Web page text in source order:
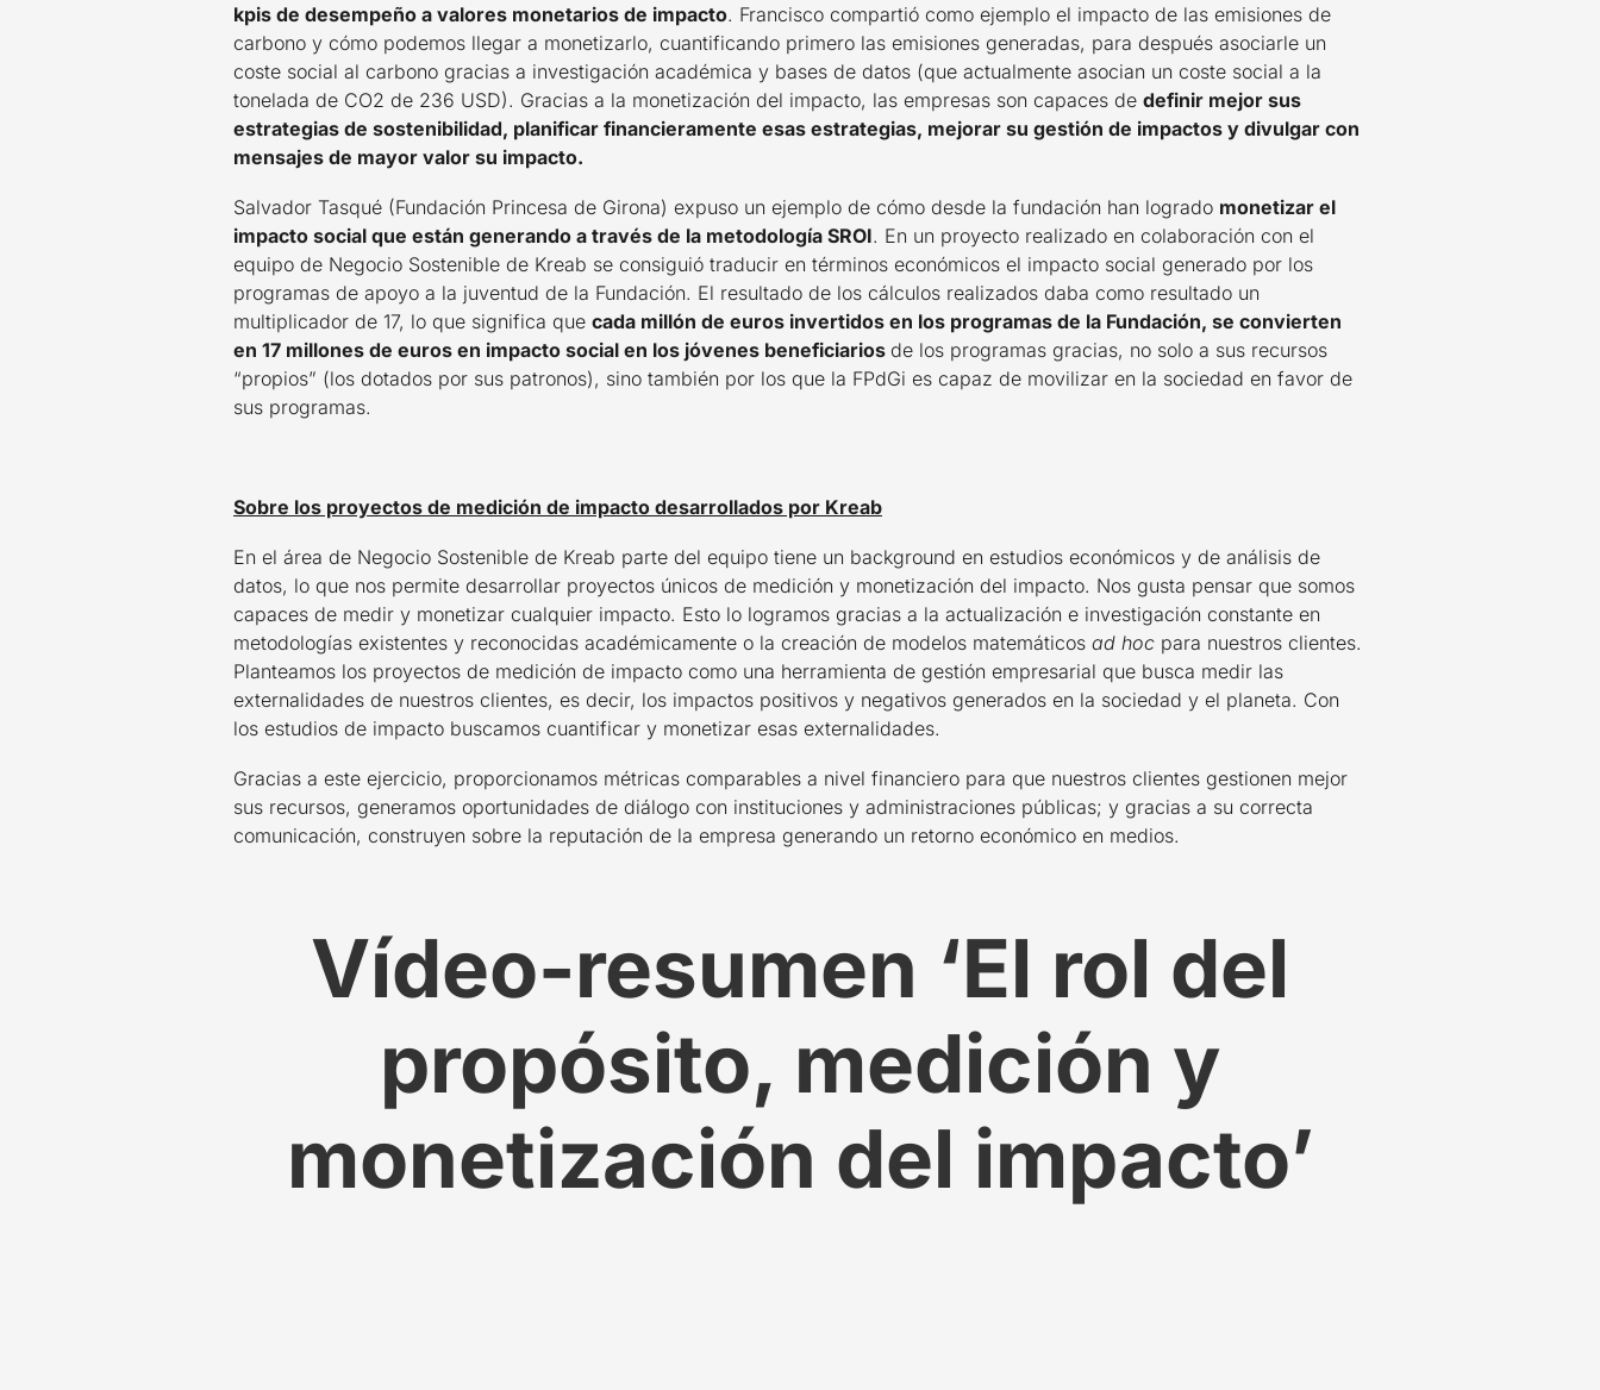
kpis de desempeño a valores monetarios de impacto. Francisco compartió como ejemplo el impacto de las emisiones de
carbono y cómo podemos llegar a monetizarlo, cuantificando primero las emisiones generadas, para después asociarle un
coste social al carbono gracias a investigación académica y bases de datos (que actualmente asocian un coste social a la
tonelada de CO2 de 236 USD). Gracias a la monetización del impacto, las empresas son capaces de definir mejor sus
estrategias de sostenibilidad, planificar financieramente esas estrategias, mejorar su gestión de impactos y divulgar con
mensajes de mayor valor su impacto.
Salvador Tasqué (Fundación Princesa de Girona) expuso un ejemplo de cómo desde la fundación han logrado monetizar el
impacto social que están generando a través de la metodología SROI. En un proyecto realizado en colaboración con el
equipo de Negocio Sostenible de Kreab se consiguió traducir en términos económicos el impacto social generado por los
programas de apoyo a la juventud de la Fundación. El resultado de los cálculos realizados daba como resultado un
multiplicador de 17, lo que significa que cada millón de euros invertidos en los programas de la Fundación, se convierten
en 17 millones de euros en impacto social en los jóvenes beneficiarios de los programas gracias, no solo a sus recursos
“propios” (los dotados por sus patronos), sino también por los que la FPdGi es capaz de movilizar en la sociedad en favor de
sus programas.
Sobre los proyectos de medición de impacto desarrollados por Kreab
En el área de Negocio Sostenible de Kreab parte del equipo tiene un background en estudios económicos y de análisis de
datos, lo que nos permite desarrollar proyectos únicos de medición y monetización del impacto. Nos gusta pensar que somos
capaces de medir y monetizar cualquier impacto. Esto lo logramos gracias a la actualización e investigación constante en
metodologías existentes y reconocidas académicamente o la creación de modelos matemáticos ad hoc para nuestros clientes.
Planteamos los proyectos de medición de impacto como una herramienta de gestión empresarial que busca medir las
externalidades de nuestros clientes, es decir, los impactos positivos y negativos generados en la sociedad y el planeta. Con
los estudios de impacto buscamos cuantificar y monetizar esas externalidades.
Gracias a este ejercicio, proporcionamos métricas comparables a nivel financiero para que nuestros clientes gestionen mejor
sus recursos, generamos oportunidades de diálogo con instituciones y administraciones públicas; y gracias a su correcta
comunicación, construyen sobre la reputación de la empresa generando un retorno económico en medios.
Vídeo-resumen ‘El rol del
propósito, medición y
monetización del impacto’